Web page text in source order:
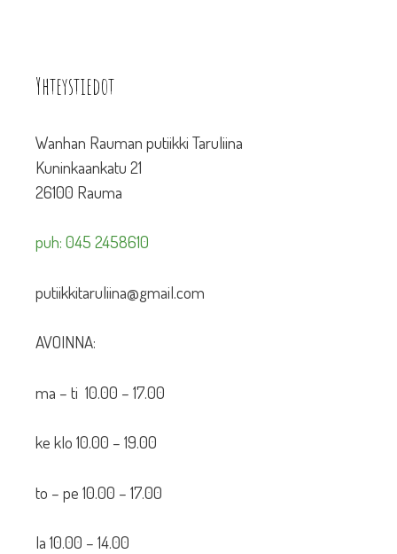
Yhteystiedot
Wanhan Rauman putiikki Taruliina
Kuninkaankatu 21
26100 Rauma
puh: 045 2458610
putiikkitaruliina@gmail.com
AVOINNA:
ma – ti 10.00 – 17.00
ke klo 10.00 – 19.00
to – pe 10.00 – 17.00
la 10.00 – 14.00